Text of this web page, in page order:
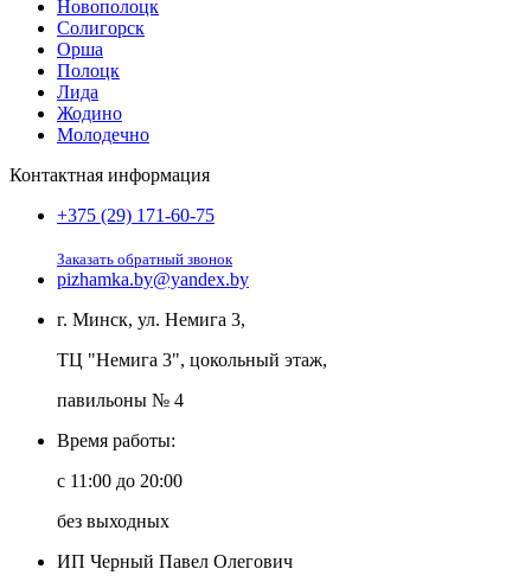
Новополоцк
Солигорск
Орша
Полоцк
Лида
Жодино
Молодечно
Контактная информация
+375 (29) 171-60-75
Заказать обратный звонок
pizhamka.by@yandex.by
г. Минск, ул. Немига 3,
ТЦ "Немига 3", цокольный этаж,
павильоны № 4
Время работы:
c 11:00 до 20:00
без выходных
ИП Черный Павел Олегович